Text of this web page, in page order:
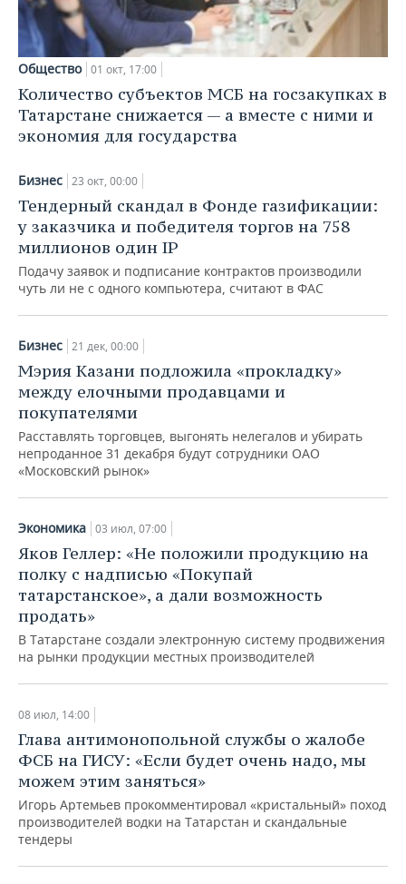
Общество 01 окт, 17:00
Количество субъектов МСБ на госзакупках в
Татарстане снижается — а вместе с ними и
экономия для государства
Бизнес 23 окт, 00:00
Тендерный скандал в Фонде газификации:
у заказчика и победителя торгов на 758
миллионов один IP
Подачу заявок и подписание контрактов производили
чуть ли не с одного компьютера, считают в ФАС
Бизнес 21 дек, 00:00
Мэрия Казани подложила «прокладку»
между елочными продавцами и
покупателями
Расставлять торговцев, выгонять нелегалов и убирать
непроданное 31 декабря будут сотрудники ОАО
«Московский рынок»
Экономика 03 июл, 07:00
Яков Геллер: «Не положили продукцию на
полку с надписью «Покупай
татарстанское», а дали возможность
продать»
В Татарстане создали электронную систему продвижения
на рынки продукции местных производителей
08 июл, 14:00
Глава антимонопольной службы о жалобе
ФСБ на ГИСУ: «Если будет очень надо, мы
можем этим заняться»
Игорь Артемьев прокомментировал «кристальный» поход
производителей водки на Татарстан и скандальные
тендеры